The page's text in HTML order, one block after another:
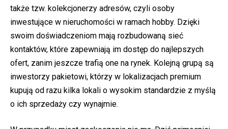
także tzw. kolekcjonerzy adresów, czyli osoby
inwestujące w nieruchomości w ramach hobby. Dzięki
swoim doświadczeniom mają rozbudowaną sieć
kontaktów, które zapewniają im dostęp do najlepszych
ofert, zanim jeszcze trafią one na rynek. Kolejną grupą są
inwestorzy pakietowi, którzy w lokalizacjach premium
kupują od razu kilka lokali o wysokim standardzie z myślą
o ich sprzedaży czy wynajmie.